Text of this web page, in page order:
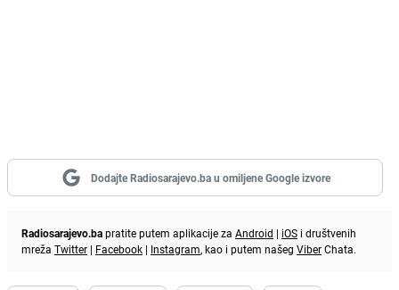
Dodajte Radiosarajevo.ba u omiljene Google izvore
Radiosarajevo.bapratite putem aplikacije za Android | iOS i društvenih
mreža Twitter | Facebook | Instagram, kao i putem našeg ViberChata.